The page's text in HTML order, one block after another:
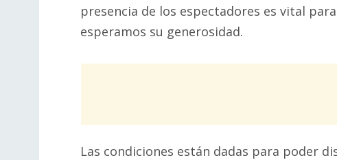
presencia de los espectadores es vital
esperamos su generosidad.
Las condiciones están dadas para poder